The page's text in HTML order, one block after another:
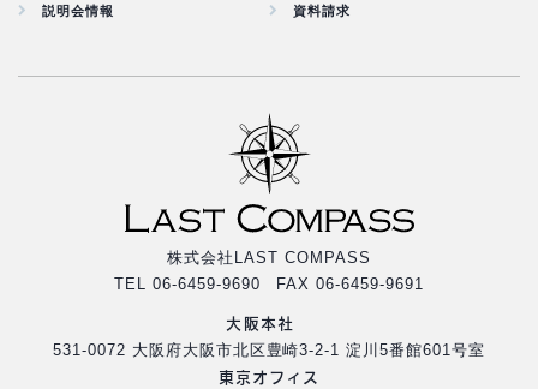
説明会情報
資料請求
株式会社LAST COMPASS
TEL 06-6459-9690 FAX 06-6459-9691
大阪本社
531-0072 大阪府大阪市北区豊崎3-2-1 淀川5番館601号室
東京オフィス